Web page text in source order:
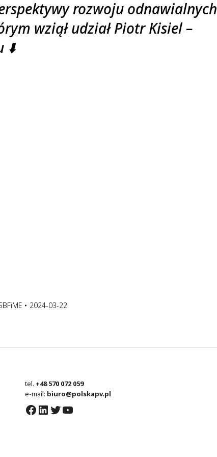
rozwoju odnawialnych
wziął udział Piotr Kisiel –
⬇️
2024-03-22
tel. +48 570 072 059
e-mail: biuro@polskapv.pl
Facebook
LinkedIn
Twitter
YouTube